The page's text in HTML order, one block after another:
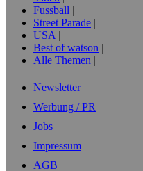
Fussball
Street Parade
USA
Best of watson
Alle Themen
Newsletter
Werbung / PR
Jobs
Impressum
AGB